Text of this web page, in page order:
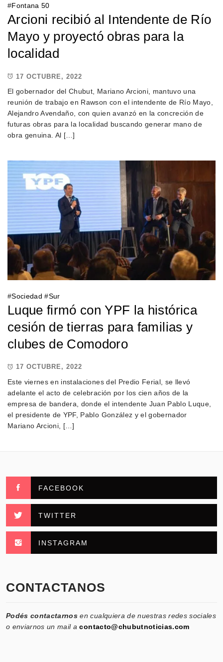
#Fontana 50
Arcioni recibió al Intendente de Río
Mayo y proyectó obras para la
localidad
17 OCTUBRE, 2022
El gobernador del Chubut, Mariano Arcioni, mantuvo una
reunión de trabajo en Rawson con el intendente de Río Mayo,
Alejandro Avendaño, con quien avanzó en la concreción de
futuras obras para la localidad buscando generar mano de
obra genuina. Al […]
#Sociedad #Sur
Luque firmó con YPF la histórica
cesión de tierras para familias y
clubes de Comodoro
17 OCTUBRE, 2022
Este viernes en instalaciones del Predio Ferial, se llevó
adelante el acto de celebración por los cien años de la
empresa de bandera, donde el intendente Juan Pablo Luque,
el presidente de YPF, Pablo González y el gobernador
Mariano Arcioni, […]
FACEBOOK
TWITTER
INSTAGRAM
CONTACTANOS
Podés contactarnos en cualquiera de nuestras redes sociales
o enviarnos un mail acontacto@chubutnoticias.com